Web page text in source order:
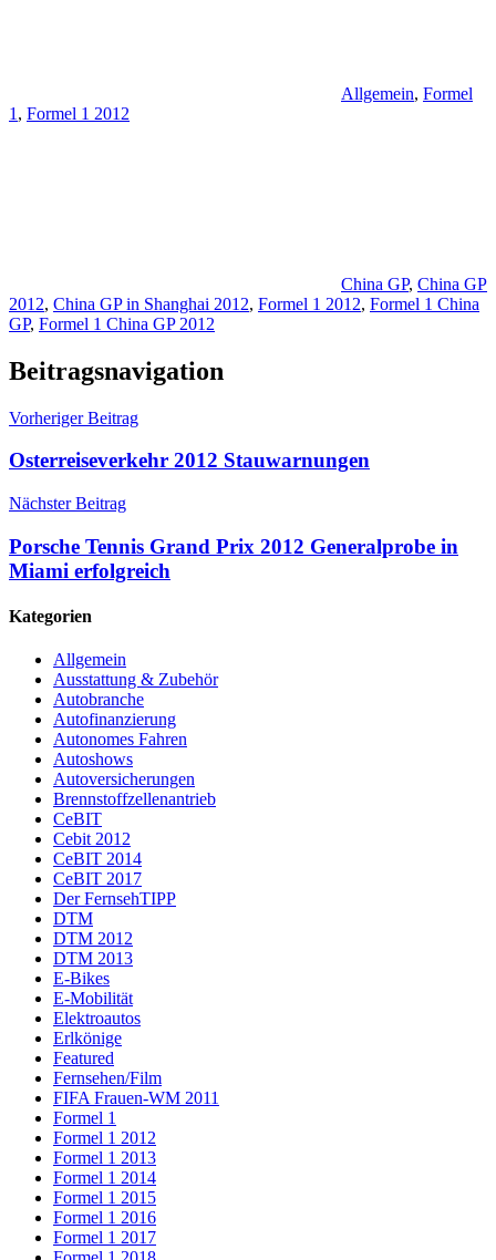
Allgemein, Formel
1 , Formel 1 2012
China GP, China GP
2012, China GP in Shanghai 2012, Formel 1 2012, Formel 1 China
GP, Formel 1 China GP 2012
Beitragsnavigation
Vorheriger Beitrag
Osterreiseverkehr 2012 Stauwarnungen
Nächster Beitrag
Porsche Tennis Grand Prix 2012 Generalprobe in
Miami erfolgreich
Kategorien
Allgemein
Ausstattung & Zubehör
Autobranche
Autofinanzierung
Autonomes Fahren
Autoshows
Autoversicherungen
Brennstoffzellenantrieb
CeBIT
Cebit 2012
CeBIT 2014
CeBIT 2017
Der FernsehTIPP
DTM
DTM 2012
DTM 2013
E-Bikes
E-Mobilität
Elektroautos
Erlkönige
Featured
Fernsehen/Film
FIFA Frauen-WM 2011
Formel 1
Formel 1 2012
Formel 1 2013
Formel 1 2014
Formel 1 2015
Formel 1 2016
Formel 1 2017